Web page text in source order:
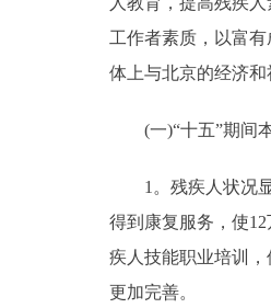
工作者素质，以富
体上与北京的经济和
(一)“十五”期间本
1。残疾人状况显
得到康复服务，使
疾人技能职业培训
更加完善。